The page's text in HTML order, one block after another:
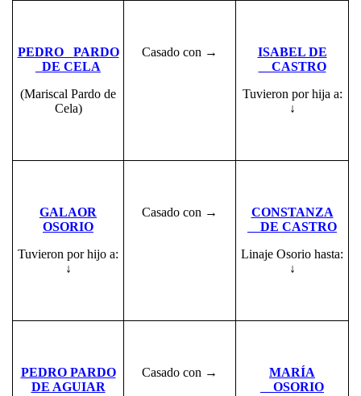
PEDRO PARDO
DE CELA
(Mariscal Pardo de
Cela)
Casado con →
ISABEL DE
CASTRO
Tuvieron por hija a:
↓
GALAOR
OSORIO
Tuvieron por hijo a:
↓
Casado con →
CONSTANZA
DE CASTRO
Linaje Osorio hasta:
↓
PEDRO PARDO
DE AGUIAR
Casado con →
MARÍA
OSORIO